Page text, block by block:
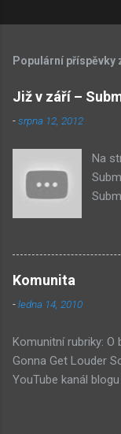
Populární příspěvky
Již v září –
-srpna 12, 2012
Na
v
se
bílý
Komunita
-ledna 14, 2010
Komunitní rubriky: O
Gonna Get Louder
YouTube kanál
Vimeo Twitch